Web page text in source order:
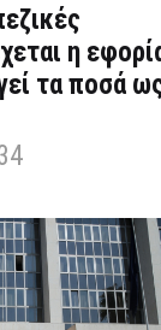
η
τα ποσά